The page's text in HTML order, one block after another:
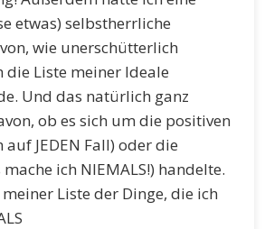
etwas) selbstherrliche
wie unerschütterlich
die Liste meiner Ideale
Und das natürlich ganz
ob es sich um die positiven
auf JEDEN Fall) oder die
ich NIEMALS!) handelte.
Liste der Dinge, die ich